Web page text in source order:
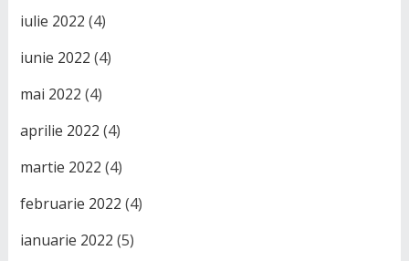
iulie 2022 (4)
iunie 2022 (4)
mai 2022 (4)
aprilie 2022 (4)
martie 2022 (4)
februarie 2022 (4)
ianuarie 2022 (5)